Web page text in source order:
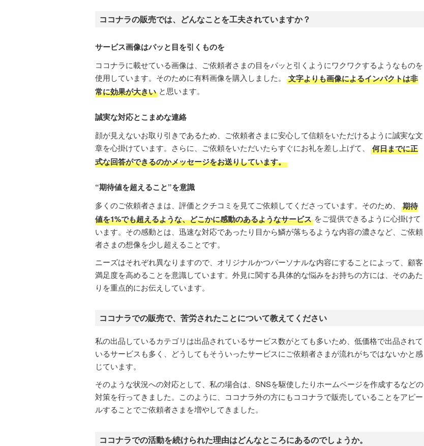
ココナラの販売では、どんなことを工夫されていますか？
サービス画像はパッと目を引くものを
ココナラに載せている画像は、ご依頼者さまの目をパッと引くようにワクワクするようなものを
使用しています。そのために有料画像を購入しました。
文字よりも画像によるインパクトは非
常に効果が大きい と思います。
誠実な対応とこまめな連絡
顔が見えないお取り引きであるため、ご依頼者さまに安心して信頼をいただけるように誠実な文
章を心掛けています。さらに、ご依頼をいただいたらすぐにお礼を差し上げて、
何日までに正
式な回答ができるのかメッセージをお送りしています。
“期待値を超えること”を意識
多くのご依頼者さまは、評価とクチコミを見てご依頼してくださっています。そのため、
期待
値を1%でも超えるような、どこかに感動のあるようなサービス をご提供できるように心掛けて
います。その感動とは、迅速な対応であったり目から鱗が落ちるような内容の濃さなど、ご依頼
者さまの想像を少し超えることです。
ニーズはそれぞれ異なりますので、オリジナルかつパーソナルな内容にすることによって、顧客
満足度を高めることを意識しています。外見に関する具体的な悩みをお持ちの方には、そのあた
りを重点的にお伝えしています。
ココナラでの販売で、苦労されたことについて教えてください
私の出品しているカテゴリは出品されているサービス数がとても多いため、低価格で出品されて
いるサービスも多く、どうしてもそういったサービスにご依頼者さまが流れがちではないかと感
じています。
そのような状況への対応として、私の場合は、SNSを駆使したりホームページを作成するなどの
対策を行ってきました。このように、ココナラ外の方にもココナラで販売していることをアピー
ルすることでご依頼者さまを増やしてきました。
ココナラでの活動を続けられた理由はどんなところにあるのでしょうか。